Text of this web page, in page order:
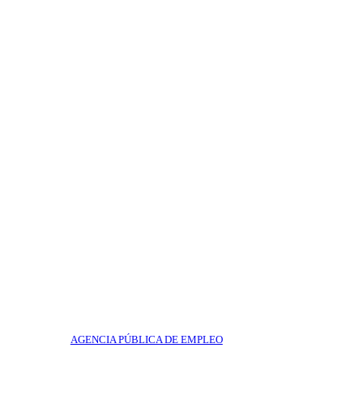
AGENCIA PÚBLICA DE EMPLEO